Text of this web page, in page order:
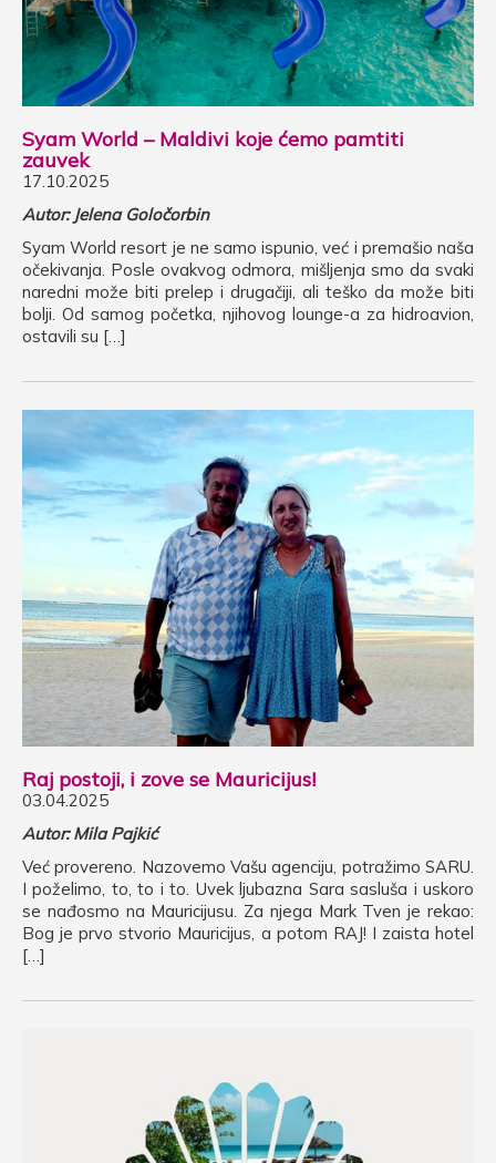
Syam World – Maldivi koje ćemo pamtiti
zauvek
17.10.2025
Autor: Jelena Goločorbin
Syam World resort je ne samo ispunio, već i premašio naša
očekivanja. Posle ovakvog odmora, mišljenja smo da svaki
naredni može biti prelep i drugačiji, ali teško da može biti
bolji. Od samog početka, njihovog lounge-a za hidroavion,
ostavili su […]
Raj postoji, i zove se Mauricijus!
03.04.2025
Autor: Mila Pajkić
Već provereno. Nazovemo Vašu agenciju, potražimo SARU.
I poželimo, to, to i to. Uvek ljubazna Sara sasluša i uskoro
se nađosmo na Mauricijusu. Za njega Mark Tven je rekao:
Bog je prvo stvorio Mauricijus, a potom RAJ! I zaista hotel
[…]